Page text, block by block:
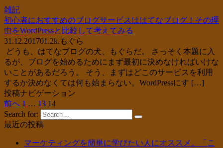
雑記
初心者におすすめのブログサービスははてなブログ！その理
由をWordPressと比較して考えてみる
31.12.201701.2k. もぐら
どうも、はてなブログの犬、もぐらだ。 さっそく本題に入
るが、ブログを始めるためにまず最初に決めなければいけな
いことがあるだろう。 そう、まずはどこのサービスを利用
するか決めなくては何も始まらない。WordPressにす […]
投稿ナビゲーション
前へ 1 … 13 14
Search for:
最近の投稿
マーケティングを簡単に学びたい人にオススメ。「こ